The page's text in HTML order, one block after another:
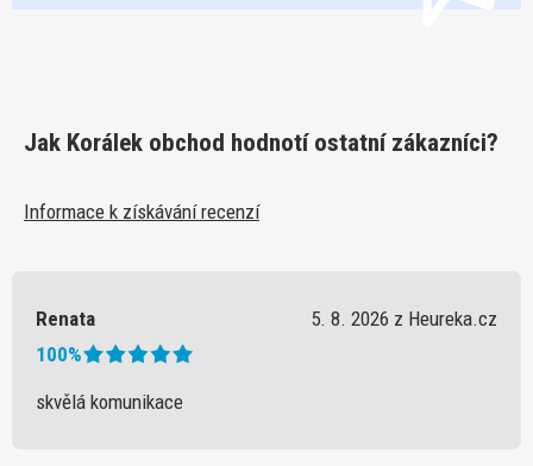
Jak Korálek obchod hodnotí ostatní zákazníci?
Informace k získávání recenzí
Renata
5. 8. 2026 z Heureka.cz
100%
skvělá komunikace